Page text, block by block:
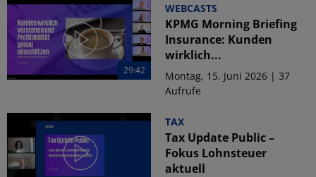
29:42
WEBCASTS
KPMG Morning Briefing
Insurance: Kunden
wirklich...
Montag, 15. Juni 2026 | 37
Aufrufe
TAX
Tax Update Public –
Fokus Lohnsteuer
aktuell